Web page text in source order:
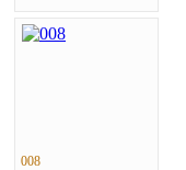
008